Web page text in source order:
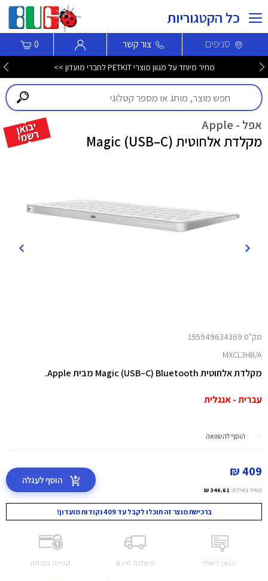
כל הקטגוריות
סניפים צור קשר 0
מחיר מיוחד על מגוון מוצרי PETKIT לחברי מועדון >>
אפל - Apple
מקלדת אלחוטית Magic (USB–C)
מק"ט 195949634369
MXCL3HB/A
מקלדת אלחוטית Magic (USB–C) Bluetooth מבית Apple.
עברית - אנגלית
הוסף להשוואה
409 ₪
מחיר באילת: 346.61 ₪
הוסף לעגלה
ברכישת מוצר זה תוכלו לקבל עד 409 נקודות מועדון!
יבואן רשמי משלוח חינם קנייה בטוחה